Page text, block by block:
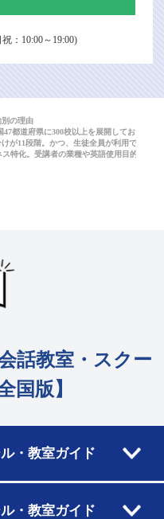
：10:00～19:00)
の理由
47都道府県に300校以上を展開しており、
が11段階。かつ、生徒全員が利用できる
特化。受講者の業種や英語使用目的に応
話教室・スクー
国版】
・教室ガイド
・教室ガイド